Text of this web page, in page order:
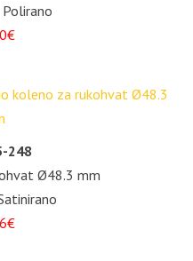
248
Ø48.3 mm